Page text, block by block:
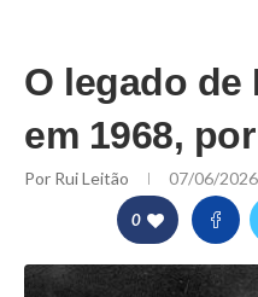
O legado de
em 1968,
Por Rui Leitão 07/06/2026
0